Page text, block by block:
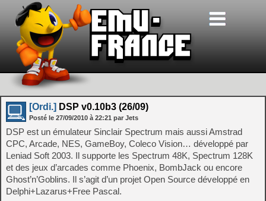
[Ordi.] DSP v0.10b3 (26/09)
Posté le 27/09/2010 à 22:21 par Jets
DSP est un émulateur Sinclair Spectrum mais aussi Amstrad
CPC, Arcade, NES, GameBoy, Coleco Vision… développé par
Leniad Soft 2003. Il supporte les Spectrum 48K, Spectrum 128K
et des jeux d’arcades comme Phoenix, BombJack ou encore
Ghost’n’Goblins. Il s’agit d’un projet Open Source développé en
Delphi+Lazarus+Free Pascal.